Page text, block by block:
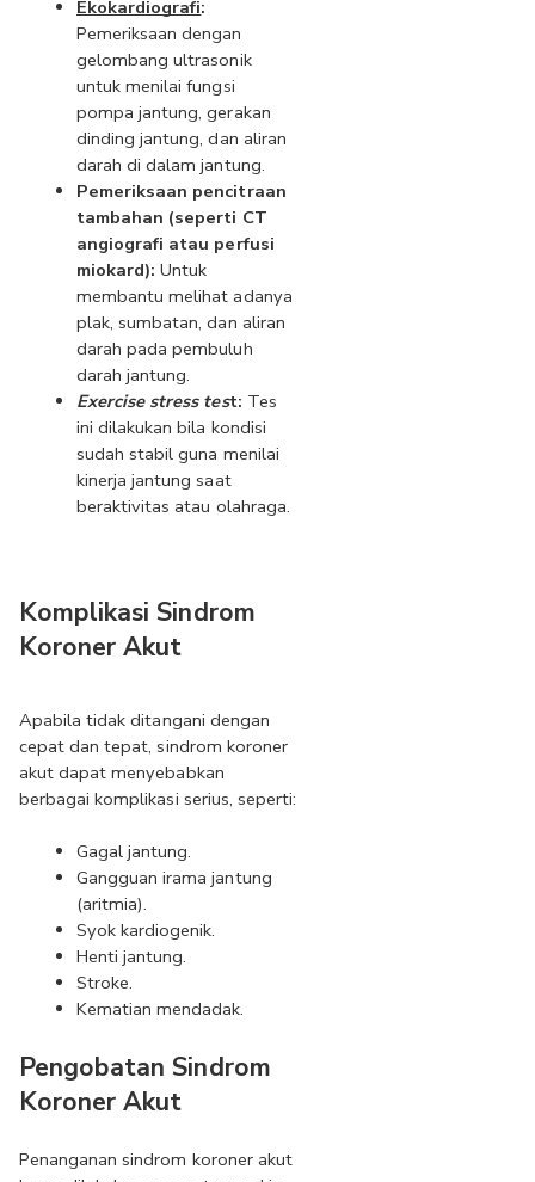
Ekokardiografi:
Pemeriksaan dengan
gelombang ultrasonik
untuk menilai fungsi
pompa jantung, gerakan
dinding jantung, dan aliran
darah di dalam jantung.
Pemeriksaan pencitraan
tambahan (seperti CT
angiografi atau perfusi
miokard): Untuk
membantu melihat adanya
plak, sumbatan, dan aliran
darah pada pembuluh
darah jantung.
Exercise stress test: Tes
ini dilakukan bila kondisi
sudah stabil guna menilai
kinerja jantung saat
beraktivitas atau olahraga.
Komplikasi Sindrom
Koroner Akut
Apabila tidak ditangani dengan
cepat dan tepat, sindrom koroner
akut dapat menyebabkan
berbagai komplikasi serius, seperti:
Gagal jantung.
Gangguan irama jantung
(aritmia).
Syok kardiogenik.
Henti jantung.
Stroke.
Kematian mendadak.
Pengobatan Sindrom
Koroner Akut
Penanganan sindrom koroner akut